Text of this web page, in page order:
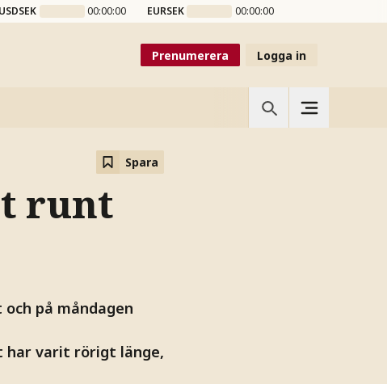
USDSEK 00:00:00 EURSEK 00:00:00
Prenumerera Logga in
Spara
runt
på måndagen
har varit rörigt länge,